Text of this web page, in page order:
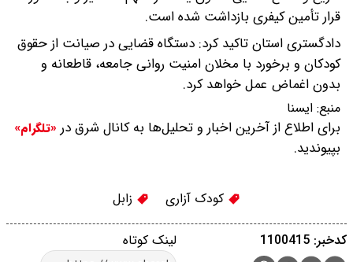
قرار تأمین کیفری بازداشت شده است.
دادگستری استان تاکید کرد: دستگاه قضایی در صیانت از حقوق
کودکان و برخورد با مخلان امنیت روانی جامعه، قاطعانه و
بدون اغماض عمل خواهد کرد.
منبع: ايسنا
برای اطلاع از آخرین اخبار و تحلیل‌ها به کانال شرق در «تلگرام»
بپیوندید.
کودک آزاری زابل
لینک کوتاه کدخبر: 1100415